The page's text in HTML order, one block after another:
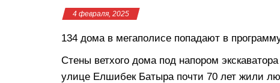
4 февраля, 2025
134 дома в мегаполисе попадают в
Стены ветхого дома под напором
улице Елшибек Батыра почти 70 лет жили